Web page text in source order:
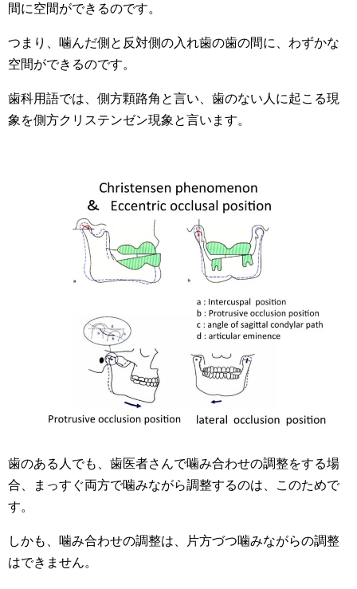
間に空間ができるのです。
つまり、噛んだ側と反対側の入れ歯の歯の間に、わずかな
空間ができるのです。
歯科用語では、側方顆路角と言い、歯のない人に起こる現
象を側方クリステンゼン現象と言います。
歯のある人でも、歯医者さんで噛み合わせの調整をする場
合、まっすぐ両方で噛みながら調整するのは、このためで
す。
しかも、噛み合わせの調整は、片方づつ噛みながらの調整
はできません。